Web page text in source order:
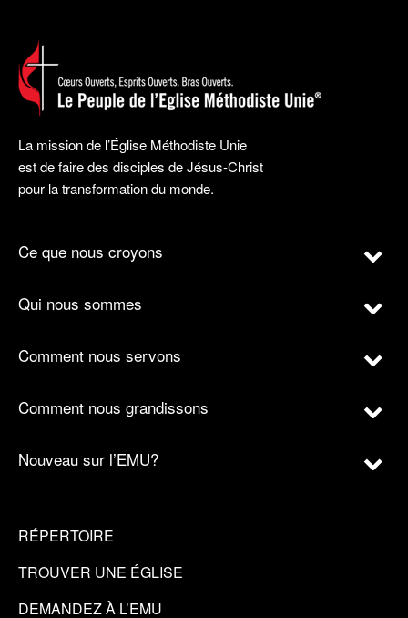
La mission de l’Église Méthodiste Unie
est de faire des disciples de Jésus-Christ
pour la transformation du monde.
Ce que nous croyons
Qui nous sommes
Comment nous servons
Comment nous grandissons
Nouveau sur l’EMU?
RÉPERTOIRE
TROUVER UNE ÉGLISE
DEMANDEZ À L’EMU